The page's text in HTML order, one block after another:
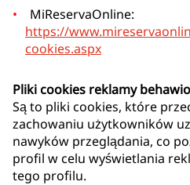
MiReservaOnline:
https://
cookies.aspx
Pliki cookies reklamy
Są to pliki cookies, które
zachowaniu użytkowników
nawyków przeglądania, co
profil w celu wyświetlania
tego profilu.